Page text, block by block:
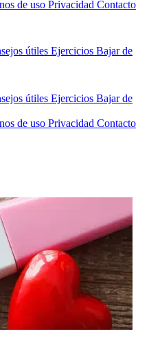
de uso Privacidad Contacto
útiles Ejercicios Bajar de
útiles Ejercicios Bajar de
de uso Privacidad Contacto